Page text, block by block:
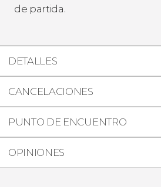
de partida.
DETALLES
CANCELACIONES
PUNTO DE ENCUENTRO
OPINIONES